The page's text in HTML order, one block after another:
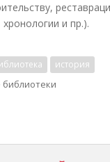
хронологии и пр.).
история